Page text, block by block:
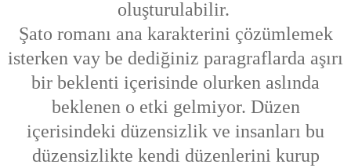
oluşturulabilir.
Şato romanı ana karakterini çözümlemek
isterken vay be dediğiniz paragraflarda aşırı
bir beklenti içerisinde olurken aslında
beklenen o etki gelmiyor. Düzen
içerisindeki düzensizlik ve insanları bu
düzensizlikte kendi düzenlerini kurup